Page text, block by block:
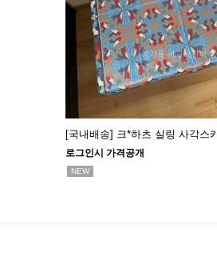
[국내배송] 크*하츠 실링 사각스
로그인시 가격공개
NEW